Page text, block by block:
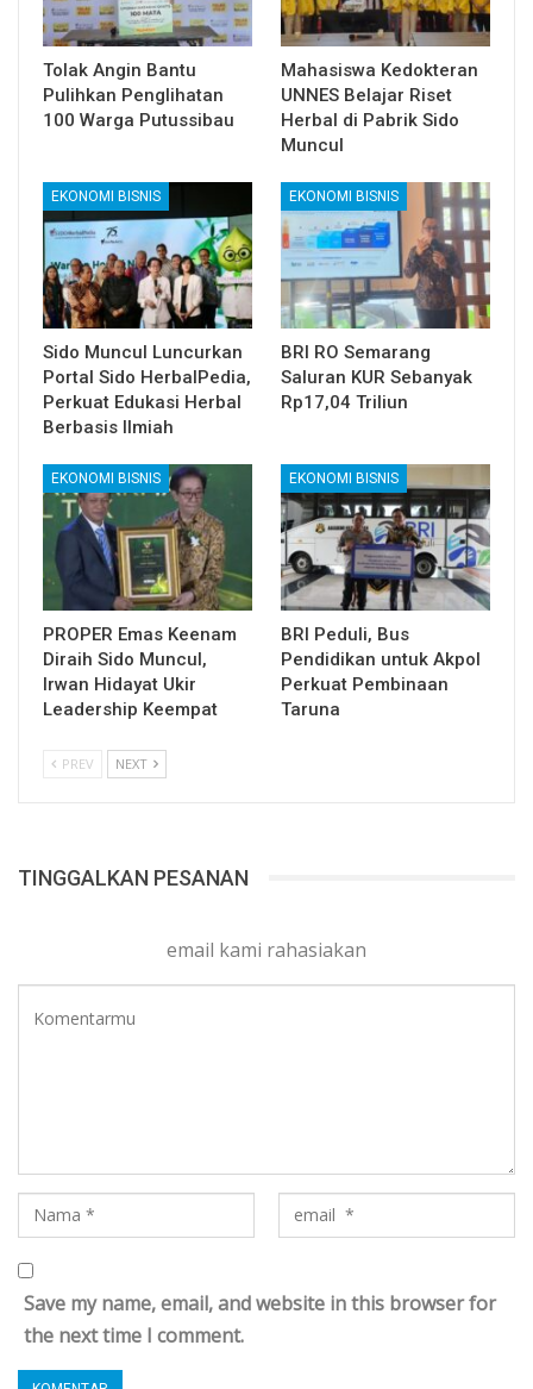
Tolak Angin Bantu
Pulihkan Penglihatan
100 Warga Putussibau
Mahasiswa Kedokteran
UNNES Belajar Riset
Herbal di Pabrik Sido
Muncul
EKONOMI BISNIS
Sido Muncul Luncurkan
Portal Sido HerbalPedia,
Perkuat Edukasi Herbal
Berbasis Ilmiah
EKONOMI BISNIS
BRI RO Semarang
Saluran KUR Sebanyak
Rp17,04 Triliun
EKONOMI BISNIS
PROPER Emas Keenam
Diraih Sido Muncul,
Irwan Hidayat Ukir
Leadership Keempat
EKONOMI BISNIS
BRI Peduli, Bus
Pendidikan untuk Akpol
Perkuat Pembinaan
Taruna
PREV NEXT
TINGGALKAN PESANAN
email kami rahasiakan
Save my name, email, and website in this browser for
the next time I comment.